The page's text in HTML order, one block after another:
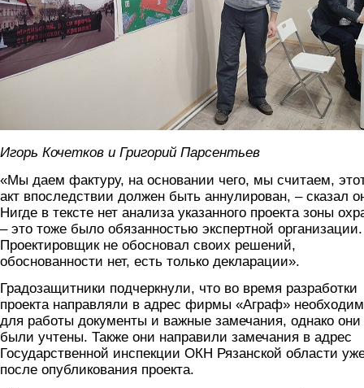
Игорь Кочетков и Григорий Парсентьев
«Мы даем фактуру, на основании чего, мы считаем,
акт впоследствии должен быть аннулирован, – сказал
Нигде в тексте нет анализа указанного проекта зоны
– это тоже было обязанностью экспертной организации.
Проектировщик не обосновал своих решений,
обоснованности нет, есть только декларации».
Градозащитники подчеркнули, что во время разработки
проекта направляли в адрес фирмы «Аграф»
для работы документы и важные замечания, однако они
были учтены. Также они направили замечания в адрес
Государственной инспекции ОКН Рязанской области
после опубликования проекта.